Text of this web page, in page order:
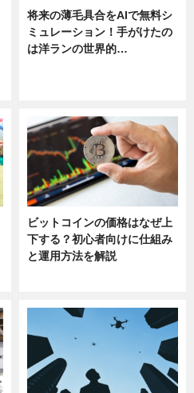
将来の薄毛具合をAIで無料シ
ミュレーション！手がけたの
は洋ランの世界的…
ビットコインの価格はなぜ上
下する？初心者向けに仕組み
と運用方法を解説